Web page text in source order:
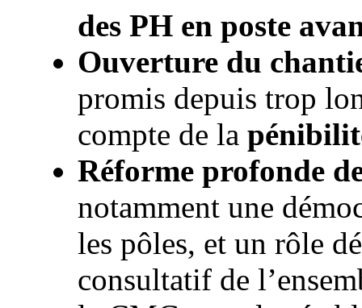
des PH en poste
Ouverture du
promis depuis trop
compte de la
Réforme profonde
notamment une
les pôles, et un rôle
consultatif de